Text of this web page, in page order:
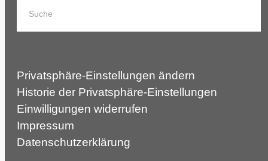
Privatsphäre-Einstellungen ändern
Historie der Privatsphäre-Einstellungen
Einwilligungen widerrufen
Impressum
Datenschutzerklärung